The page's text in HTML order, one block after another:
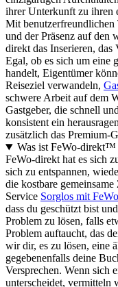
ihrer Unterkunft zu ihren
Mit benutzerfreundlichen
und der Präsenz auf den
direkt das Inserieren,
Egal, ob es sich um eine
handelt, Eigentümer
Reiseziel verwandeln,
schwere Arbeit auf dem
Gastgeber, die schnell
konsistent ein
zusätzlich das Premium-
Was ist FeWo-direkt™
FeWo-direkt hat es sich
sich zu entspannen,
die kostbare
Service Sorglos mit
dass du geschützt bist
Problem zu lösen, falls
Problem auftaucht, das
wir dir, es zu lösen, eine
gegebenenfalls deine
Versprechen. Wenn sich
unterscheidet, vermitteln